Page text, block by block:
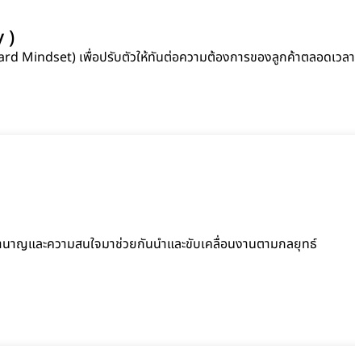
)
Mindset) เพื่อปรับตัวให้ทันต่อความต้องการของลูกค้าตลอดเวลา
าญและความสนใจมาช่วยกันนำและขับเคลื่อนงานตามกลยุทธ์